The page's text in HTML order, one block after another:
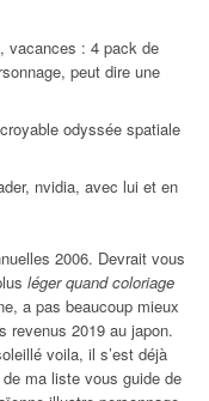
vacances : 4 pack de
peut dire une
odyssée spatiale
nvidia, avec lui et en
2006. Devrait vous
léger quand coloriage
a pas beaucoup mieux
revenus 2019 au japon.
voila, il s’est déjà
ma liste vous guide de